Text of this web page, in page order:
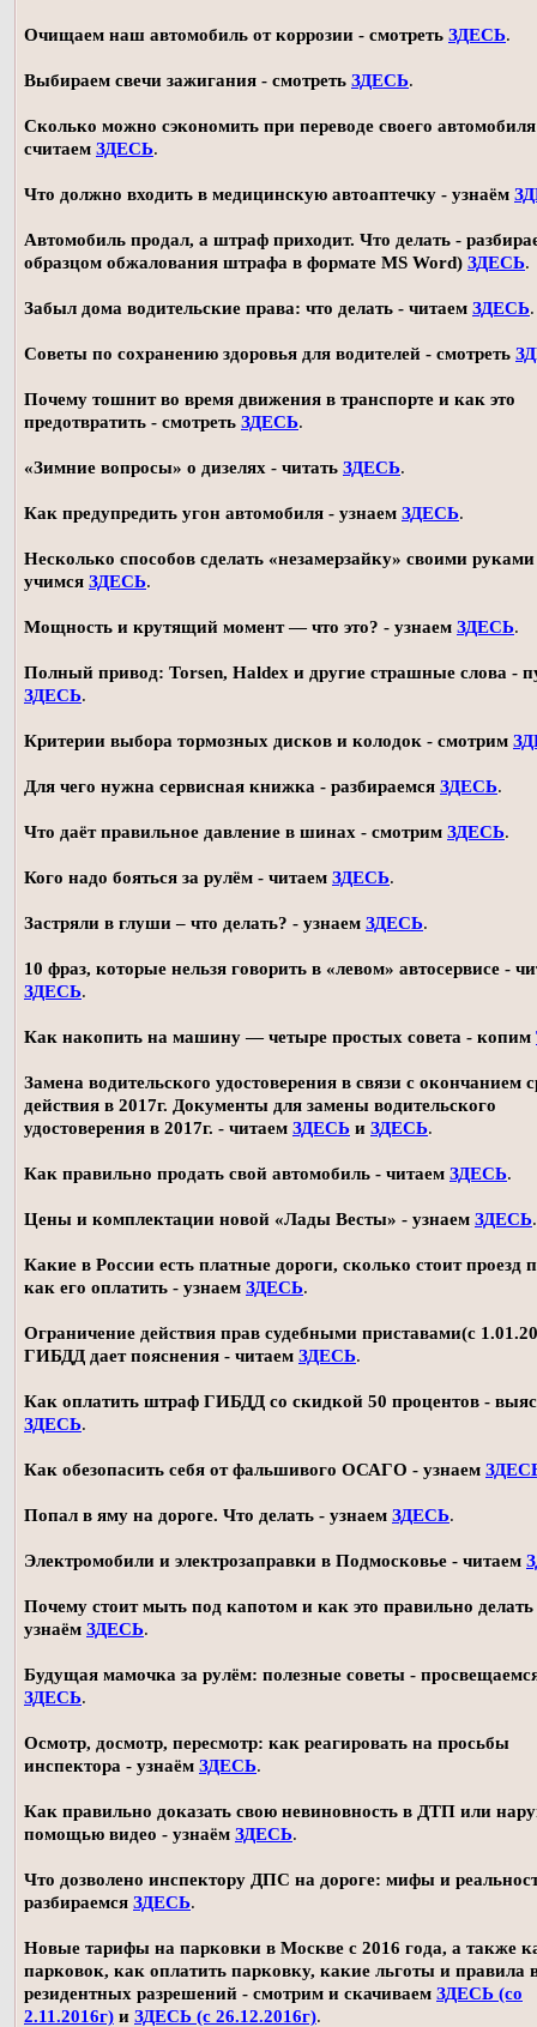
Очищаем наш автомобиль от коррозии - смотреть ЗДЕСЬ.
Выбираем свечи зажигания - смотреть ЗДЕСЬ.
Сколько можно сэкономить при переводе своего автомобиля
считаем ЗДЕСЬ.
Что должно входить в медицинскую автоаптечку - узнаём
Автомобиль продал, а штраф приходит. Что делать -
образцом обжалования штрафа в формате MS Word) ЗДЕСЬ.
Забыл дома водительские права: что делать - читаем ЗДЕСЬ.
Советы по сохранению здоровья для водителей - смотреть
Почему тошнит во время движения в транспорте и как это
предотвратить - смотреть ЗДЕСЬ.
«Зимние вопросы» о дизелях - читать ЗДЕСЬ.
Как предупредить угон автомобиля - узнаем ЗДЕСЬ.
Несколько способов сделать «незамерзайку» своими
учимся ЗДЕСЬ.
Мощность и крутящий момент — что это? - узнаем ЗДЕСЬ.
Полный привод: Torsen, Haldex и другие страшные слова -
ЗДЕСЬ.
Критерии выбора тормозных дисков и колодок - смотрим
Для чего нужна сервисная книжка - разбираемся ЗДЕСЬ.
Что даёт правильное давление в шинах - смотрим ЗДЕСЬ.
Кого надо бояться за рулём - читаем ЗДЕСЬ.
Застряли в глуши – что делать? - узнаем ЗДЕСЬ.
10 фраз, которые нельзя говорить в «левом» автосервисе -
ЗДЕСЬ.
Как накопить на машину — четыре простых совета - копим
Замена водительского удостоверения в связи с окончанием
действия в 2017г. Документы для замены водительского
удостоверения в 2017г. - читаем ЗДЕСЬ и ЗДЕСЬ.
Как правильно продать свой автомобиль - читаем ЗДЕСЬ.
Цены и комплектации новой «Лады Весты» - узнаем ЗДЕСЬ.
Какие в России есть платные дороги, сколько стоит проезд
как его оплатить - узнаем ЗДЕСЬ.
Ограничение действия прав судебными приставами(с
ГИБДД дает пояснения - читаем ЗДЕСЬ.
Как оплатить штраф ГИБДД со скидкой 50 процентов -
ЗДЕСЬ.
Как обезопасить себя от фальшивого ОСАГО - узнаем
Попал в яму на дороге. Что делать - узнаем ЗДЕСЬ.
Электромобили и электрозаправки в Подмосковье - читаем
Почему стоит мыть под капотом и как это правильно делать
узнаём ЗДЕСЬ.
Будущая мамочка за рулём: полезные советы -
ЗДЕСЬ.
Осмотр, досмотр, пересмотр: как реагировать на просьбы
инспектора - узнаём ЗДЕСЬ.
Как правильно доказать свою невиновность в ДТП или
помощью видео - узнаём ЗДЕСЬ.
Что дозволено инспектору ДПС на дороге: мифы и
разбираемся ЗДЕСЬ.
Новые тарифы на парковки в Москве с 2016 года, а также
парковок, как оплатить парковку, какие льготы и правила
резидентных разрешений - смотрим и скачиваем ЗДЕСЬ (со
2.11.2016г) и ЗДЕСЬ (с 26.12.2016г).